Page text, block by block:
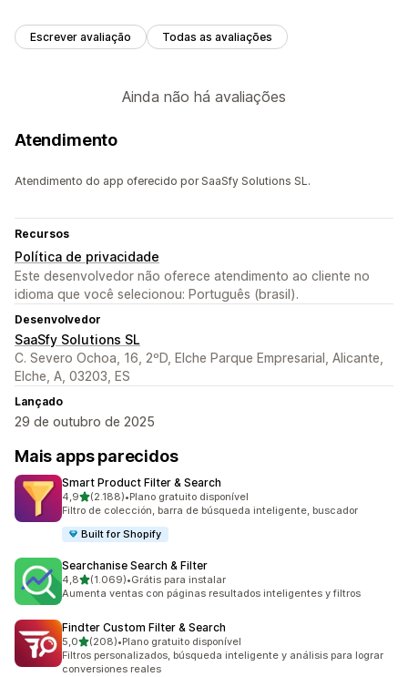
Página de resultados de busca
Painéis de controle personalizados
Escrever avaliação Todas as avaliações
Ainda não há avaliações
Atendimento
Atendimento do app oferecido por SaaSfy Solutions SL.
Recursos
Política de privacidade
Este desenvolvedor não oferece atendimento ao cliente no
idioma que você selecionou: Português (brasil).
Desenvolvedor
SaaSfy Solutions SL
C. Severo Ochoa, 16, 2ºD, Elche Parque Empresarial, Alicante,
Elche, A, 03203, ES
Lançado
29 de outubro de 2025
Mais apps parecidos
Smart Product Filter & Search
4,9de 5 estrelas
(2.188)
2188 avaliações ao todo
•Plano gratuito disponível
Filtro de colección, barra de búsqueda inteligente, buscador
Built for Shopify
Searchanise Search & Filter
4,8de 5 estrelas
(1.069)
1069 avaliações ao todo
•Grátis para instalar
Aumenta ventas con páginas resultados inteligentes y filtros
Findter Custom Filter & Search
5,0de 5 estrelas
(208)
208 avaliações ao todo
•Plano gratuito disponível
Filtros personalizados, búsqueda inteligente y análisis para lograr
conversiones reales